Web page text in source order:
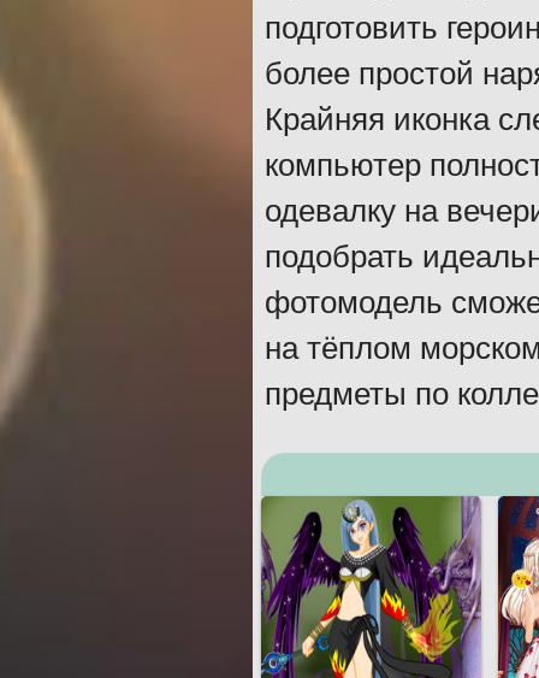
подготовить
более простой
Крайняя иконка
компьютер
одевалку на
подобрать
фотомодель
на тёплом
предметы по